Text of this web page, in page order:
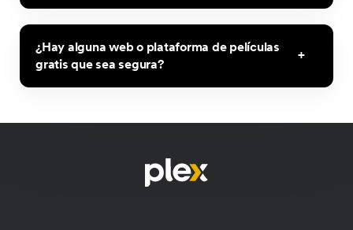
¿Hay alguna web o plataforma de películas
gratis que sea segura?